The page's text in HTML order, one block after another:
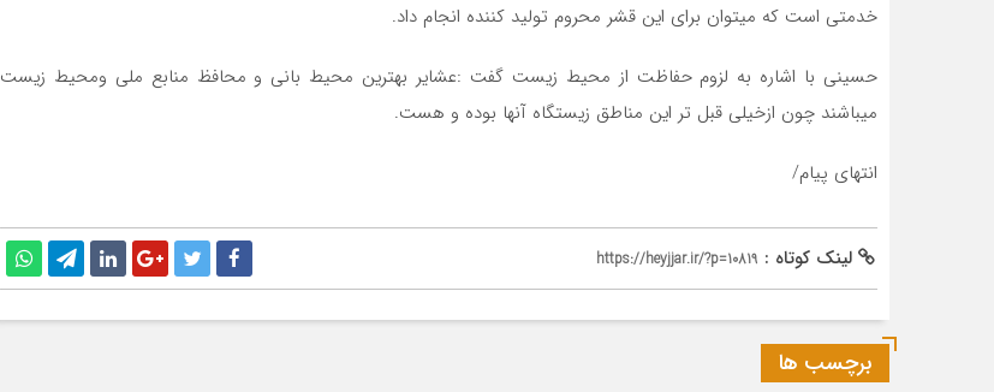
خدمتی است که میتوان برای این قشر محروم تولید کننده انجام داد.
حسینی با اشاره به لزوم حفاظت از محیط زیست گفت :عشایر بهترین محیط بانی و محافظ منابع ملی ومحیط زیست
میباشند چون ازخیلی قبل تر این مناطق زیستگاه آنها بوده و هست.
انتهای پیام/
لینک کوتاه : https://heyjjar.ir/?p=10819
برچسب ها